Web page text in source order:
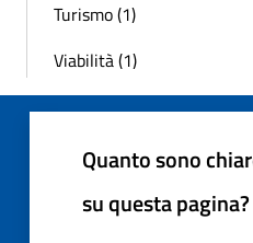
Turismo (1)
Viabilità (1)
Quanto sono
su questa pagina?